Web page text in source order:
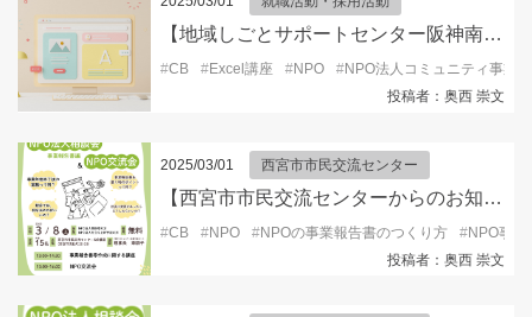
【地域しごとサポートセンター阪神南ブランチ105からのお知らせ】初心者向けパソコン便利スキル①（Microsoft Word／Microsoft Excel編）
#CB #Excel講座 #NPO #NPO法人コミュニティ事業
投稿者：奥西 崇文
2025/03/01 西宮市市民交流センター
【西宮市市民交流センターからのお知らせ】NPO法人相談会～事業報告書編～
#CB #NPO #NPOの事業報告書のつくり方 #NPO事業
投稿者：奥西 崇文